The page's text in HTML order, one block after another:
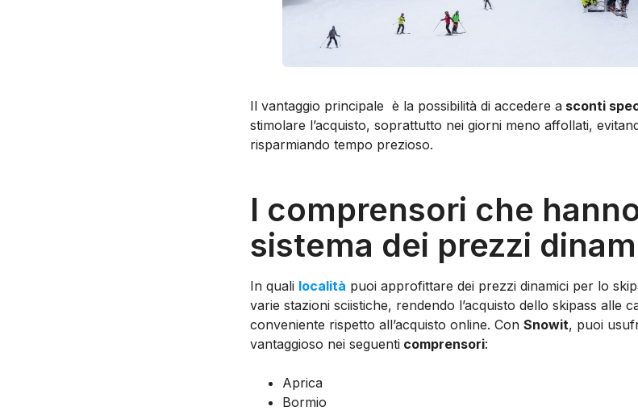
Il vantaggio principale è la possibilità di accedere a sconti
stimolare l’acquisto, soprattutto nei giorni meno affollati,
risparmiando tempo prezioso.
I comprensori che
sistema dei prezzi
In quali località puoi approfittare dei prezzi dinamici per lo
varie stazioni sciistiche, rendendo l’acquisto dello skipass alle
conveniente rispetto all’acquisto online. Con Snowit, puoi
vantaggioso nei seguenti comprensori:
Aprica
Bormio